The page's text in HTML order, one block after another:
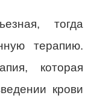
тогда
терапию.
которая
крови